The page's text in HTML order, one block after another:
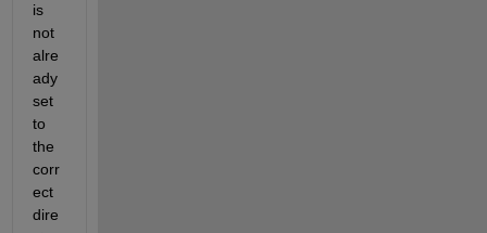
is
not
alre
ady
set
to
the
corr
ect
dire